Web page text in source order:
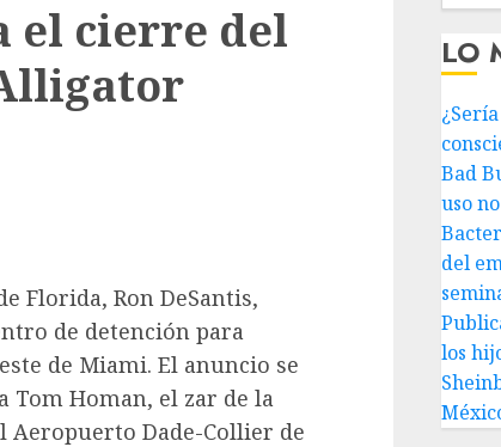
el cierre del
Florida, Ron DeSantis,
de detención para
de Miami. El anuncio se
Tom Homan, el zar de la
Dade-Collier de
LO
Bad
uso
del
los